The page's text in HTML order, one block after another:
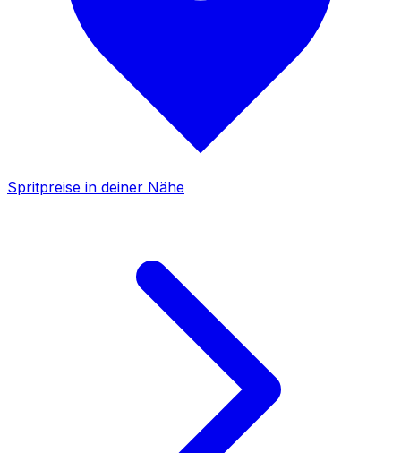
Spritpreise in deiner Nähe